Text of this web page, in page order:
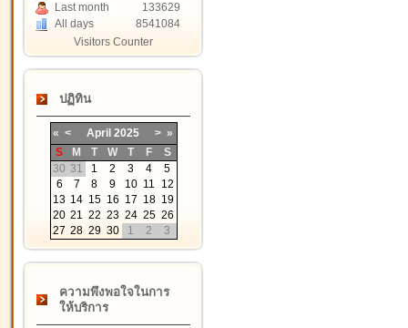
Last month
133629
All days
8541084
Visitors Counter
ปฏิทิน
« < April 2025 > »
S
M T W T F
S
30 31 1 2 3 4
5
6
7 8 9 10 11
12
13 14 15 16 17 18 19
20 21 22 23 24 25 26
27 28 29 30 1 2 3
ความพึงพอใจในการ
ให้บริการ